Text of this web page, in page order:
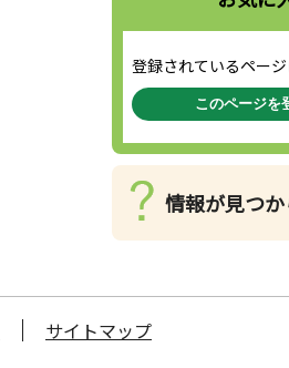
登録されているページ
このページを
情報が見つ
サイトマップ